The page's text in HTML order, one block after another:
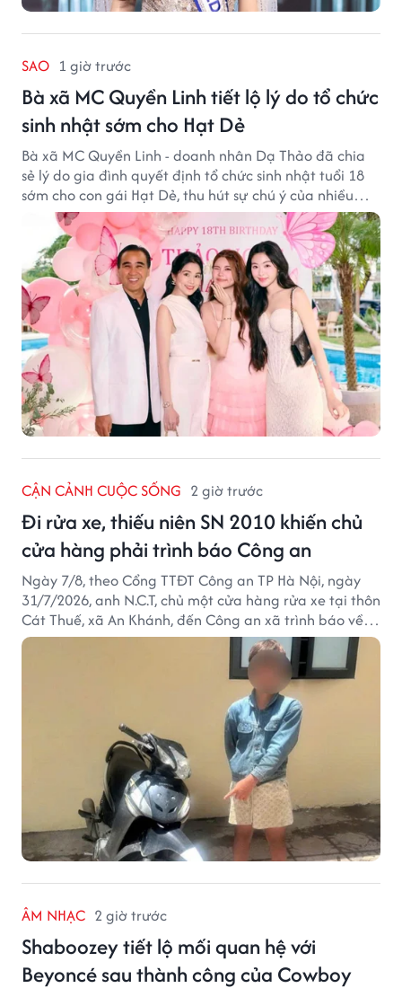
SAO 1 giờ trước
Bà xã MC Quyền Linh tiết lộ lý do tổ chức
sinh nhật sớm cho Hạt Dẻ
Bà xã MC Quyền Linh - doanh nhân Dạ Thảo đã chia
sẻ lý do gia đình quyết định tổ chức sinh nhật tuổi 18
sớm cho con gái Hạt Dẻ, thu hút sự chú ý của nhiều
người hâm mộ.
CẬN CẢNH CUỘC SỐNG 2 giờ trước
Đi rửa xe, thiếu niên SN 2010 khiến chủ
cửa hàng phải trình báo Công an
Ngày 7/8, theo Cổng TTĐT Công an TP Hà Nội, ngày
31/7/2026, anh N.C.T, chủ một cửa hàng rửa xe tại thôn
Cát Thuế, xã An Khánh, đến Công an xã trình báo về
việc bị mất trộm chiếc xe máy Honda Wave. Trong cốp
xe còn có nhiều giấy tờ cá nhân và khoảng 1,2 triệu
ÂM NHẠC 2 giờ trước
Shaboozey tiết lộ mối quan hệ với
Beyoncé sau thành công của Cowboy